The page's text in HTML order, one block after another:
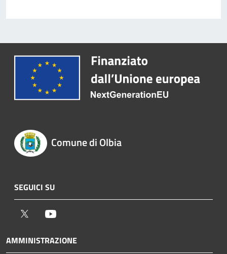
Comune di Olbia
SEGUICI SU
Twitter
AMMINISTRAZIONE